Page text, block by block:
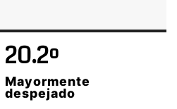
20.2º
Mayormente
despejado